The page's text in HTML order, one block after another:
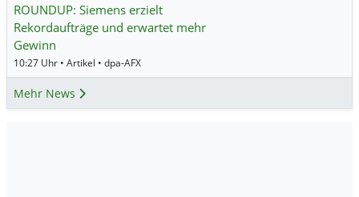
ROUNDUP: Siemens erzielt
Rekordaufträge und erwartet mehr
Gewinn
10:27 Uhr • Artikel • dpa-AFX
Mehr News